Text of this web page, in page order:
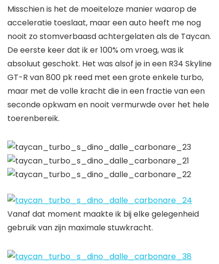
Misschien is het de moeiteloze manier waarop de
acceleratie toeslaat, maar een auto heeft me nog
nooit zo stomverbaasd achtergelaten als de Taycan.
De eerste keer dat ik er 100% om vroeg, was ik
absoluut geschokt. Het was alsof je in een R34 Skyline
GT-R van 800 pk reed met een grote enkele turbo,
maar met de volle kracht die in een fractie van een
seconde opkwam en nooit vermurwde over het hele
toerenbereik.
Vanaf dat moment maakte ik bij elke gelegenheid
gebruik van zijn maximale stuwkracht.